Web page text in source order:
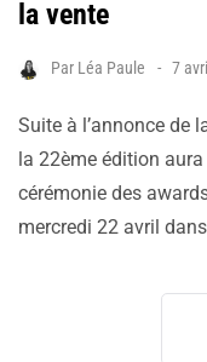
la vente
Par Léa Paule 7
Suite à l’annonce de
la 22ème édition
cérémonie des
mercredi 22 avril